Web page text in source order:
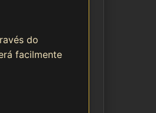
do
facilmente